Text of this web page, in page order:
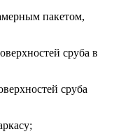
пакетом,
сруба в
сруба